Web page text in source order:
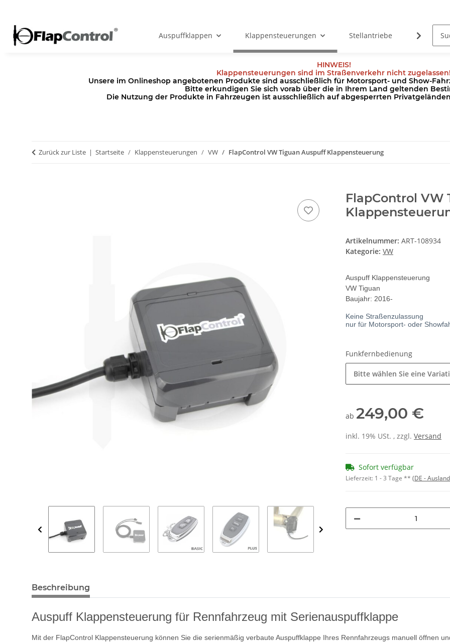
Auspuffklappen Klappensteuerungen Stellantriebe Kabel
HINWEIS!
Klappensteuerungen sind im Straßenverkehr nicht zugelassen!
Unsere im Onlineshop angebotenen Produkte sind ausschließlich für Motorsport- und Show-
Bitte erkundigen Sie sich vorab über die in Ihrem Land geltenden
Die Nutzung der Produkte in Fahrzeugen ist ausschließlich auf abgesperrten
Zurück zur Liste Startseite Klappensteuerungen VW FlapControl VW Tiguan Auspuff Klappensteuerung
FlapControl VW
Artikelnummer: ART-108934
Kategorie: VW
Auspuff Klappensteuerung
VW Tiguan
Baujahr: 2016-
Keine Straßenzulassung
nur für Motorsport- oder
Funkfernbedienung
Bitte wählen Sie eine
ab 249,00 €
inkl. 19% USt. , zzgl. Versand
Sofort verfügbar
Lieferzeit: 1 - 3 Tage ** (DE -
Beschreibung
Auspuff Klappensteuerung für Rennfahrzeug mit Serienauspuffklappe
Mit der FlapControl Klappensteuerung können Sie die serienmäßig verbaute Auspuffklappe Ihres Rennfahrzeugs manuell öffnen